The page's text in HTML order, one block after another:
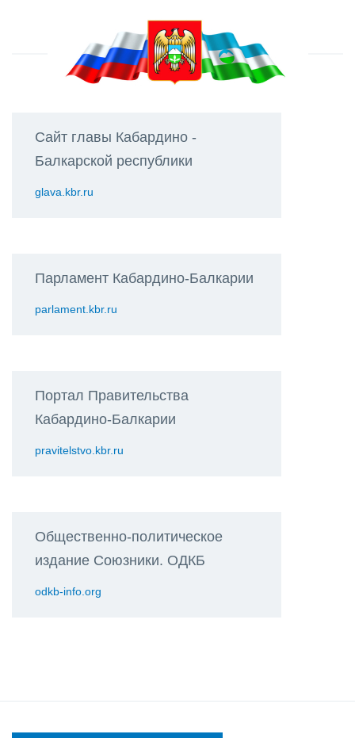
Сайт главы Кабардино -
Балкарской республики
glava.kbr.ru
Парламент Кабардино-Балкарии
parlament.kbr.ru
Портал Правительства
Кабардино-Балкарии
pravitelstvo.kbr.ru
Общественно-политическое
издание Союзники. ОДКБ
odkb-info.org